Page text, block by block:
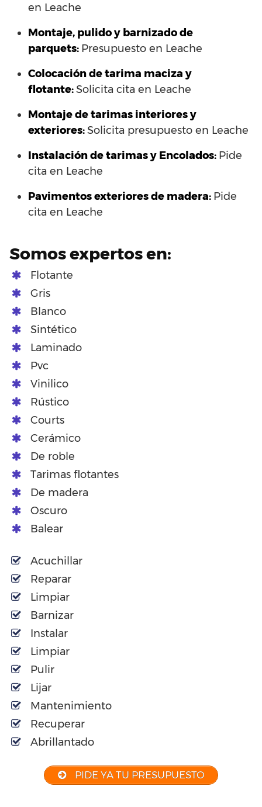
en Leache
Montaje, pulido y barnizado de
parquets: Presupuesto en Leache
Colocación de tarima maciza y
flotante:Solicita cita en Leache
Montaje de tarimas interiores y
exteriores:Solicita presupuesto en Leache
Instalación de tarimas y Encolados: Pide
cita en Leache
Pavimentos exteriores de madera: Pide
cita en Leache
Somos expertos en:
Flotante
Gris
Blanco
Sintético
Laminado
Pvc
Vinilico
Rústico
Courts
Cerámico
De roble
Tarimas flotantes
De madera
Oscuro
Balear
Acuchillar
Reparar
Limpiar
Barnizar
Instalar
Limpiar
Pulir
Lijar
Mantenimiento
Recuperar
Abrillantado
PIDE YA TU PRESUPUESTO